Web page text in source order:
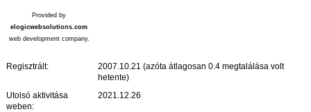
Provided by
elogicwebsolutions.com
web development company.
Regisztrált:
2007.10.21 (azóta átlagosan 0.4 megtalálása volt
hetente)
Utolsó aktivitása
weben:
2021.12.26